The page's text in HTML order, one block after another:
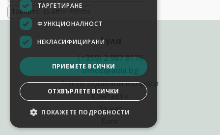
Тайните на After Effects
Аула
(+359) 2 987 8176
office@aula.bg
Често задавани въпроси
Контакти
За нас
ТАРГЕТИРАНЕ
ФУНКЦИОНАЛНОСТ
НЕКЛАСИФИЦИРАНИ
ПРИЕМЕТЕ ВСИЧКИ
ОТХВЪРЛЕТЕ ВСИЧКИ
ПОКАЖЕТЕ ПОДРОБНОСТИ